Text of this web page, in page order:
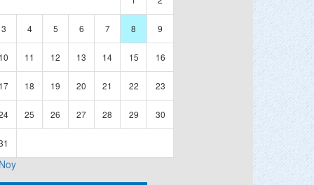
3 4 5 6 7 8 9
10 11 12 13 14 15 16
17 18 19 20 21 22 23
25 26 27 28 29 30